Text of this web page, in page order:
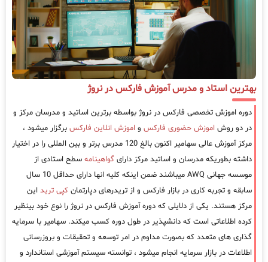
بهترین استاد و مدرس آموزش فارکس در نروژ
دوره اموزش تخصصی فارکس در نروژ بواسطه برترین اساتید و مدرسان مرکز و
در دو روش اموزش حضوری فارکس و اموزش انلاین فارکس برگزار میشود ،
مرکز آموزش عالی سهامیر اکنون بالغ 120 مدرس برتر و بین المللی را در اختیار
داشته بطوریکه مدرسان و اساتید مرکز دارای گواهینامه سطح استادی از
موسسه جهانی AWQ میباشند ضمن اینکه کلیه انها دارای حداقل 10 سال
سابقه و تجربه کاری در بازار فارکس و از تریدرهای دپارتمان کپی ترید این
مرکز هستند. یکی از دلایلی که دوره آموزش فارکس در نروژ را نوع خود بینظیر
کرده اطلاعاتی است که دانشپذیر در طول دوره کسب میکند. سهامیر با سرمایه
گذاری های متعدد که بصورت مداوم در امر توسعه و تحقیقات و بروزرسانی
اطلاعات در بازار سرمایه انجام میشود ، توانسته سیستم آموزشی استاندارد و